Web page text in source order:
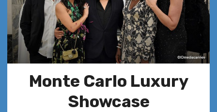
Monte Carlo Luxury
Showcase